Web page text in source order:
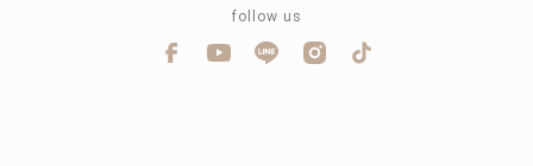
follow us